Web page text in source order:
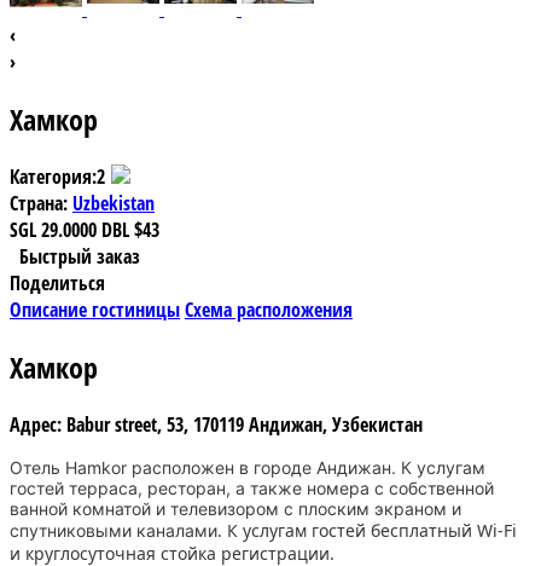
‹
›
Хамкор
Категория:2
Страна: Uzbekistan
SGL29.0000 DBL$43
Быстрый заказ
Поделиться
Описание гостиницыСхема расположения
Хамкор
Адрес: Babur street, 53, 170119 Андижан, Узбекистан
Отель Hamkor расположен в городе Андижан. К услугам
гостей терраса, ресторан, а также номера с собственной
ванной комнатой и телевизором с плоским экраном и
спутниковыми каналами. К услугам гостей бесплатный Wi-Fi
и круглосуточная стойка регистрации.